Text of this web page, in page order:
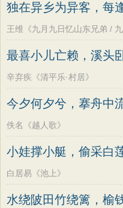
独在异乡为异客，每
王维《九月九日忆山东兄弟 /
最喜小儿亡赖，溪头
辛弃疾《清平乐·村居》
今夕何夕兮，搴舟中流
佚名《越人歌》
小娃撑小艇，偷采白
白居易《池上》
水绕陂田竹绕篱，榆